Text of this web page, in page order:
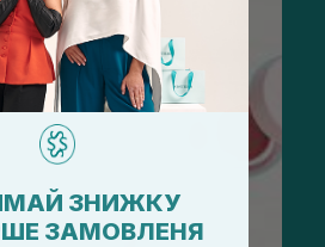
ЗНИЖКУ
ЗАМОВЛЕНЯ